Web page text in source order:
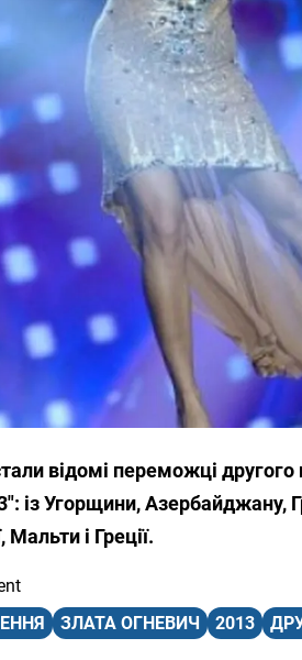
відомі переможці другого
із Угорщини, Азербайджану,
Мальти і Греції.
ЗЛАТА ОГНЕВИЧ 2013